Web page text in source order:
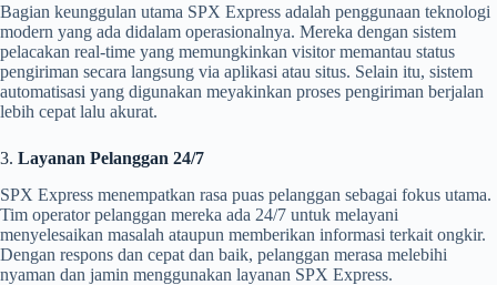
Bagian keunggulan utama SPX Express adalah penggunaan teknologi
modern yang ada didalam operasionalnya. Mereka dengan sistem
pelacakan real-time yang memungkinkan visitor memantau status
pengiriman secara langsung via aplikasi atau situs. Selain itu, sistem
automatisasi yang digunakan meyakinkan proses pengiriman berjalan
lebih cepat lalu akurat.
3. Layanan Pelanggan 24/7
SPX Express menempatkan rasa puas pelanggan sebagai fokus utama.
Tim operator pelanggan mereka ada 24/7 untuk melayani
menyelesaikan masalah ataupun memberikan informasi terkait ongkir.
Dengan respons dan cepat dan baik, pelanggan merasa melebihi
nyaman dan jamin menggunakan layanan SPX Express.